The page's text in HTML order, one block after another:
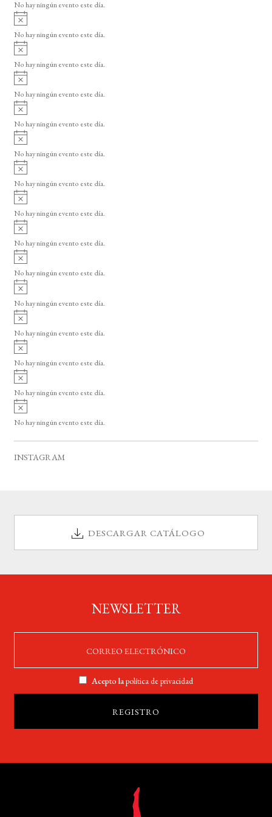
o
i
o
No hay ningún evento este día.
A
v
i
o
No hay ningún evento este día.
A
v
i
o
No hay ningún evento este día.
A
v
i
o
No hay ningún evento este día.
A
v
i
o
No hay ningún evento este día.
A
v
i
o
No hay ningún evento este día.
A
v
i
o
No hay ningún evento este día.
A
v
i
o
No hay ningún evento este día.
A
v
i
o
No hay ningún evento este día.
A
v
i
o
No hay ningún evento este día.
A
v
i
o
No hay ningún evento este día.
A
v
i
o
No hay ningún evento este día.
A
v
i
o
No hay ningún evento este día.
A
v
i
o
No hay ningún evento este día.
A
v
i
No hay ningún evento este día.
INSTAGRAM
DESCARGAR CATÁLOGO
NEWSLETTER
Acepto lapolítica de privacidad